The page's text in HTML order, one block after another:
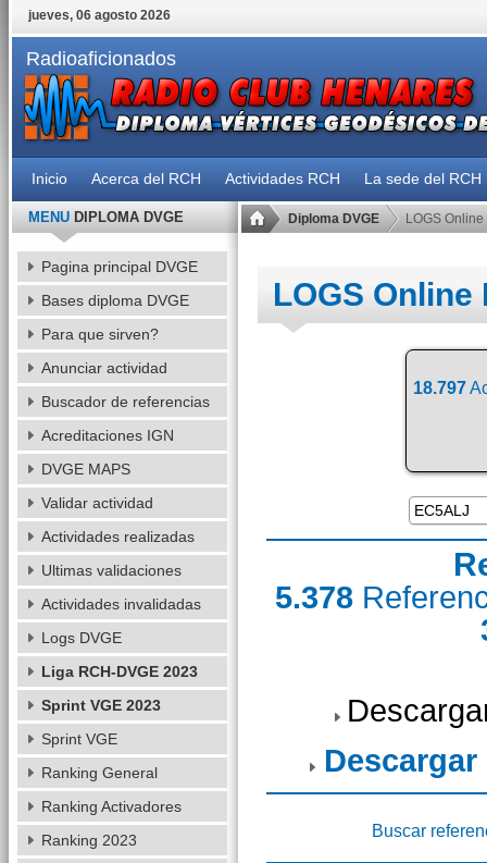
jueves, 06 agosto 2026
Radioaficionados
Inicio Acerca del RCH Actividades RCH La sede del RCH
Diploma DVGE LOGS Online
LOGS Online
18.797
5.378
Buscar
MENUDIPLOMA DVGE
Pagina principal DVGE
Bases diploma DVGE
Para que sirven?
Anunciar actividad
Buscador de referencias
Acreditaciones IGN
DVGE MAPS
Validar actividad
Actividades realizadas
Ultimas validaciones
Actividades invalidadas
Logs DVGE
Liga RCH-DVGE 2023
Sprint VGE 2023
Sprint VGE
Ranking General
Ranking Activadores
Ranking 2023